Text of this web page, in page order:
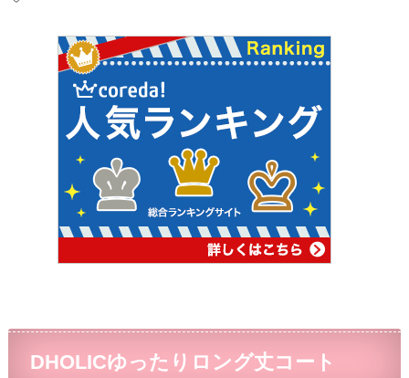
DHOLICゆったりロング丈コート